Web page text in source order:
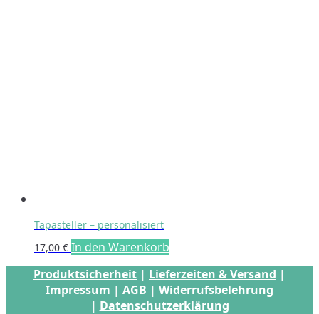
Tapasteller – personalisiert
17,00 € In den Warenkorb
Produktsicherheit | Lieferzeiten & Versand |
Impressum | AGB | Widerrufsbelehrung
| Datenschutzerklärung